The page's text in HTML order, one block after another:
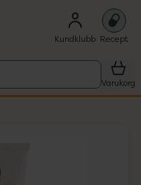
Kundklubb Recept
Varukorg